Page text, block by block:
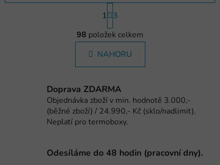
O
v
l
á
d
c
í
p
r
y
S
t
r
á
n
k
n
í
1
3
98 položek celkem
NAHORU
Doprava ZDARMA
Objednávka zboží v min. hodnotě 3.000,-
(běžné zboží) / 24.990,- Kč (sklo/nadlimit).
Neplatí pro termoboxy.
Odesíláme do 48 hodin (pracovní dny).